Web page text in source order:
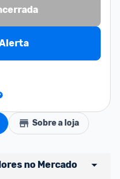
Sobre a loja
no Mercado